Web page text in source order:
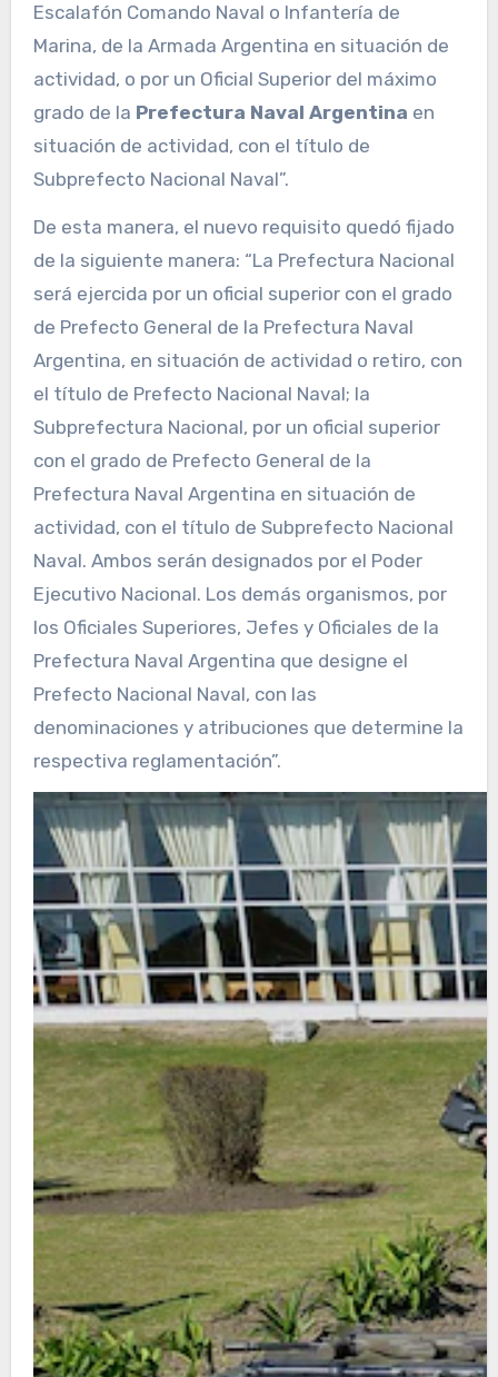
Escalafón Comando Naval o Infantería de
Marina, de la Armada Argentina en situación de
actividad, o por un Oficial Superior del máximo
grado de la Prefectura Naval Argentina en
situación de actividad, con el título de
Subprefecto Nacional Naval”.
De esta manera, el nuevo requisito quedó fijado
de la siguiente manera: “La Prefectura Nacional
será ejercida por un oficial superior con el grado
de Prefecto General de la Prefectura Naval
Argentina, en situación de actividad o retiro, con
el título de Prefecto Nacional Naval; la
Subprefectura Nacional, por un oficial superior
con el grado de Prefecto General de la
Prefectura Naval Argentina en situación de
actividad, con el título de Subprefecto Nacional
Naval. Ambos serán designados por el Poder
Ejecutivo Nacional. Los demás organismos, por
los Oficiales Superiores, Jefes y Oficiales de la
Prefectura Naval Argentina que designe el
Prefecto Nacional Naval, con las
denominaciones y atribuciones que determine la
respectiva reglamentación”.